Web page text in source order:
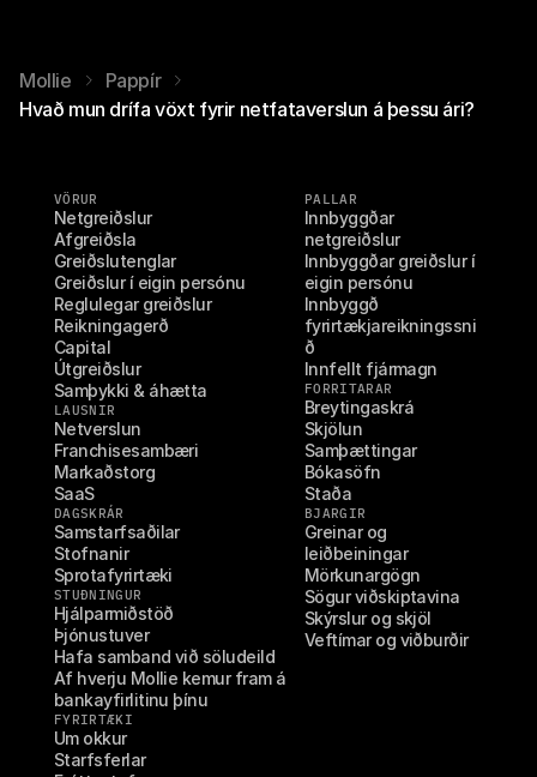
Mollie
Pappír
Hvað mun drífa vöxt fyrir netfataverslun á þessu ári?
VÖRUR
Netgreiðslur
Afgreiðsla
Greiðslutenglar
Greiðslur í eigin persónu
Reglulegar greiðslur
Reikningagerð
Capital
Útgreiðslur
Samþykki & áhætta
LAUSNIR
Netverslun
Franchisesambæri
Markaðstorg
SaaS
DAGSKRÁR
Samstarfsaðilar
Stofnanir
Sprotafyrirtæki
STUÐNINGUR
Hjálparmiðstöð
Þjónustuver
Hafa samband við söludeild
Af hverju Mollie kemur fram á
bankayfirlitinu þínu
FYRIRTÆKI
Um okkur
Starfsferlar
PALLAR
Innbyggðar
netgreiðslur
Innbyggðar greiðslur í
eigin persónu
Innbyggð
fyrirtækjareikningssni
ð
Innfellt fjármagn
FORRITARAR
Breytingaskrá
Skjölun
Samþættingar
Bókasöfn
Staða
BJARGIR
Greinar og
leiðbeiningar
Mörkunargögn
Sögur viðskiptavina
Skýrslur og skjöl
Veftímar og viðburðir